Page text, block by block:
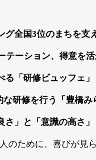
全国3位のまちを支
テーション、得意を
「研修ビュッフェ」
な研修を行う「豊橋
」と「意識の高さ」
のために、喜びが見